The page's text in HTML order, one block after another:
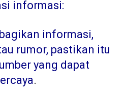
informasi:
informasi,
rumor, pastikan itu
yang dapat
.